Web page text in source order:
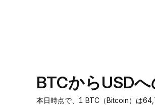
BTCからUSD
本日時点で、1 BTC（Bitcoin）は